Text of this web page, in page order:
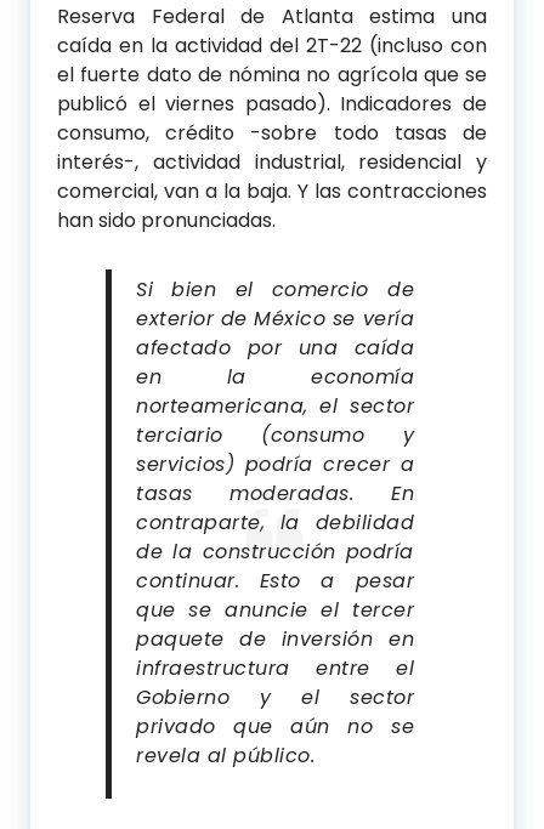
Reserva Federal de Atlanta estima una
caída en la actividad del 2T-22 (incluso con
el fuerte dato de nómina no agrícola que se
publicó el viernes pasado). Indicadores de
consumo, crédito -sobre todo tasas de
interés-, actividad industrial, residencial y
comercial, van a la baja. Y las contracciones
han sido pronunciadas.
Si bien el comercio de
exterior de México se vería
afectado por una caída
en la economía
norteamericana, el sector
terciario (consumo y
servicios) podría crecer a
tasas moderadas. En
contraparte, la debilidad
de la construcción podría
continuar. Esto a pesar
que se anuncie el tercer
paquete de inversión en
infraestructura entre el
Gobierno y el sector
privado que aún no se
revela al público.